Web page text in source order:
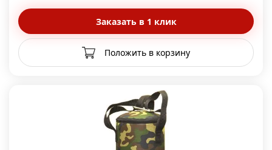
Заказать в 1 клик
Положить в корзину